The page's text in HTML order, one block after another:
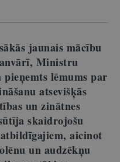
jaunais mācību
Ministru
lēmums par
atsevišķās
un zinātnes
skaidrojošu
aicinot
un audzēkņu